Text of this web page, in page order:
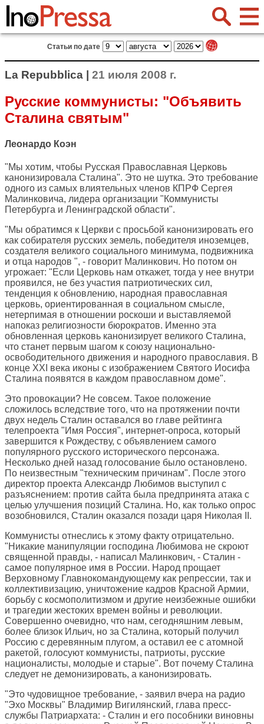
Статьи по дате
La Repubblica | 21 июля 2008 г.
Русские коммунисты: "Объявить
Сталина святым"
Леонардо Коэн
"Мы хотим, чтобы Русская Православная Церковь
канонизировала Сталина". Это не шутка. Это требование
одного из самых влиятельных членов КПРФ Сергея
Малинковича, лидера организации "Коммунисты
Петербурга и Ленинградской области".
"Мы обратимся к Церкви с просьбой канонизировать его
как собирателя русских земель, победителя иноземцев,
создателя великого социального минимума, подвижника
и отца народов ", - говорит Малинкович. Но потом он
угрожает: "Если Церковь нам откажет, тогда у нее внутри
проявился, не без участия патриотических сил,
тенденция к обновлению, народная православная
церковь, ориентированная в социальном смысле,
нетерпимая в отношении роскоши и выставляемой
напоказ религиозности бюрократов. Именно эта
обновленная церковь канонизирует великого Сталина,
что станет первым шагом к союзу национально-
освободительного движения и народного православия. В
конце XXI века иконы с изображением Святого Иосифа
Сталина появятся в каждом православном доме".
Это провокации? Не совсем. Такое положение
сложилось вследствие того, что на протяжении почти
двух недель Сталин оставался во главе рейтинга
телепроекта "Имя Россия", интернет-опроса, который
завершится к Рождеству, с объявлением самого
популярного русского исторического персонажа.
Несколько дней назад голосование было остановлено.
По неизвестным "техническим причинам". После этого
директор проекта Александр Любимов выступил с
разъяснением: против сайта была предпринята атака с
целью улучшения позиций Сталина. Но, как только опрос
возобновился, Сталин оказался позади царя Николая II.
Коммунисты отнеслись к этому факту отрицательно.
"Никакие манипуляции господина Любимова не скроют
священной правды, - написал Малинкович, - Сталин -
самое популярное имя в России. Народ прощает
Верховному Главнокомандующему как репрессии, так и
коллективизацию, уничтожение кадров Красной Армии,
борьбу с космополитизмом и другие неизбежные ошибки
и трагедии жестоких времен войны и революции.
Совершенно очевидно, что нам, сегодняшним левым,
более близок Ильич, но за Сталина, который получил
Россию с деревянным плугом, а оставил ее с атомной
ракетой, голосуют коммунисты, патриоты, русские
националисты, молодые и старые". Вот почему Сталина
следует не демонизировать, а канонизировать.
"Это чудовищное требование, - заявил вчера на радио
"Эхо Москвы" Владимир Вигилянский, глава пресс-
службы Патриархата: - Сталин и его пособники виновны